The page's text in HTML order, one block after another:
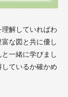
解していればわ
な図と共に優し
一緒に学びまし
ているか確かめ